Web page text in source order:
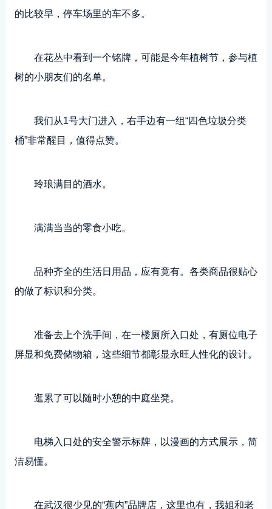
的比较早，停车场里的车不多。
在花丛中看到一个铭牌，可能是今年植树节，参与植
树的小朋友们的名单。
我们从1号大门进入，右手边有一组“四色垃圾分类
桶”非常醒目，值得点赞。
玲琅满目的酒水。
满满当当的零食小吃。
品种齐全的生活日用品，应有竟有。各类商品很贴心
的做了标识和分类。
准备去上个洗手间，在一楼厕所入口处，有厕位电子
屏显和免费储物箱，这些细节都彰显永旺人性化的设计。
逛累了可以随时小憩的中庭坐凳。
电梯入口处的安全警示标牌，以漫画的方式展示，简
洁易懂。
在武汉很少见的“蕉内”品牌店，这里也有，我姐和老